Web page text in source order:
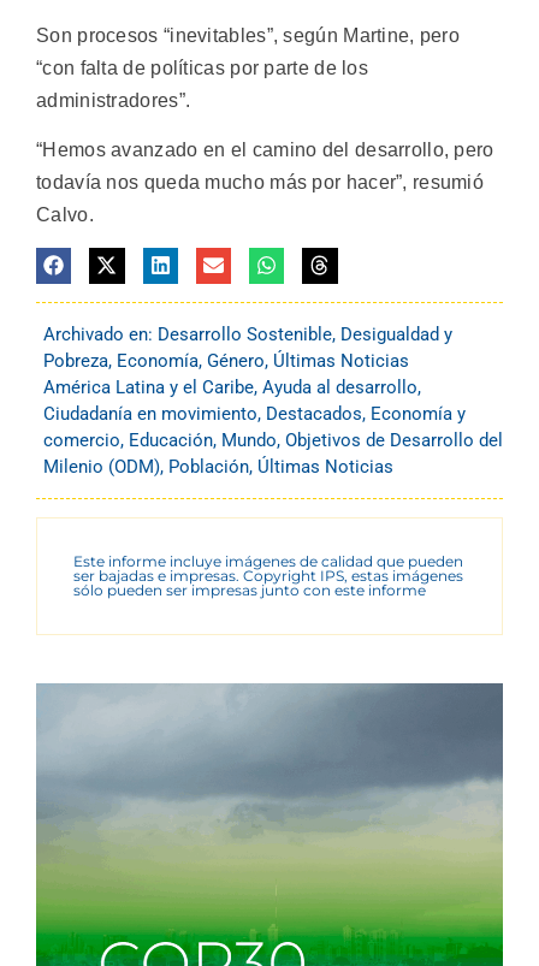
Son procesos “inevitables”, según Martine, pero
“con falta de políticas por parte de los
administradores”.
“Hemos avanzado en el camino del desarrollo, pero
todavía nos queda mucho más por hacer”, resumió
Calvo.
Archivado en: Desarrollo Sostenible, Desigualdad y
Pobreza, Economía, Género, Últimas Noticias
América Latina y el Caribe, Ayuda al desarrollo,
Ciudadanía en movimiento, Destacados, Economía y
comercio, Educación, Mundo, Objetivos de Desarrollo del
Milenio (ODM), Población, Últimas Noticias
Este informe incluye imágenes de calidad que pueden
ser bajadas e impresas. Copyright IPS, estas imágenes
sólo pueden ser impresas junto con este informe